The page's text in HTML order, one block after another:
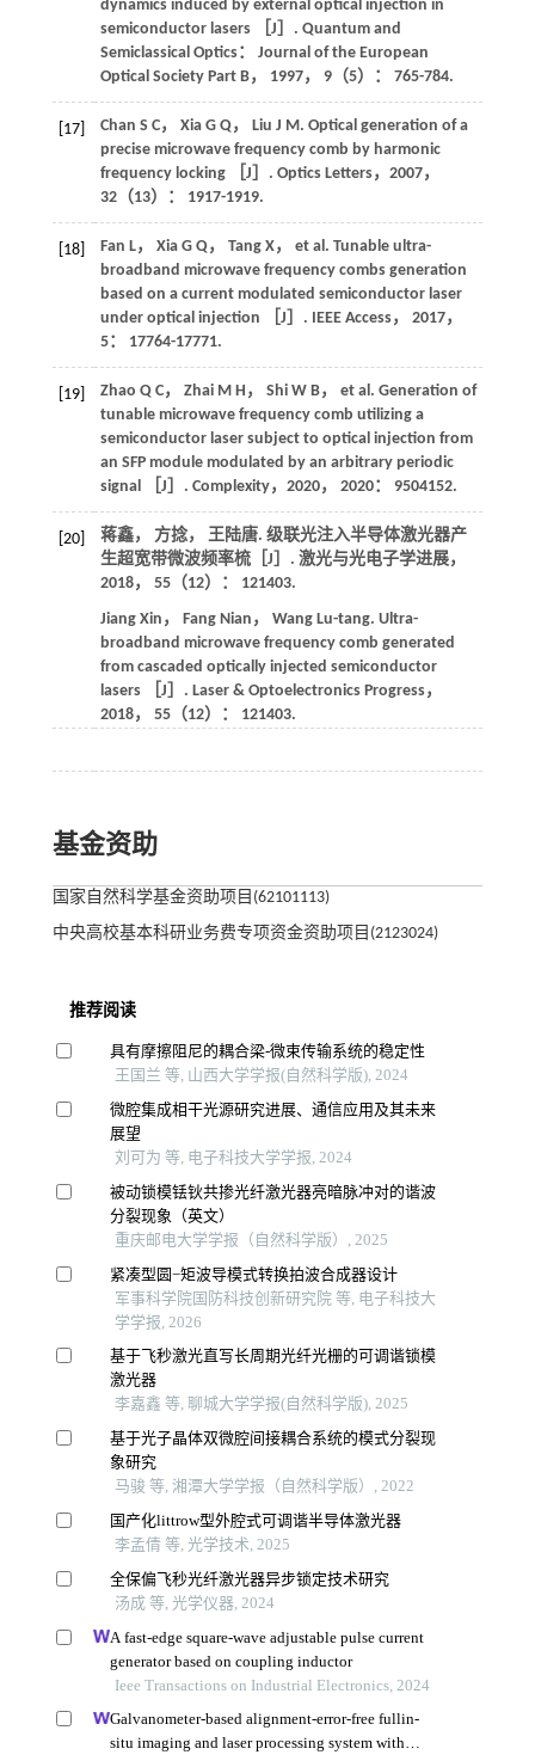
dynamics induced by external optical injection in
semiconductor lasers ［J］. Quantum and
Semiclassical Optics： Journal of the European
Optical Society Part B， 1997， 9（5）： 765-784.
[17] Chan S C， Xia G Q， Liu J M. Optical generation of a
precise microwave frequency comb by harmonic
frequency locking ［J］. Optics Letters， 2007，
32（13）： 1917-1919.
[18] Fan L， Xia G Q， Tang X， et al. Tunable ultra-
broadband microwave frequency combs generation
based on a current modulated semiconductor laser
under optical injection ［J］. IEEE Access， 2017，
5： 17764-17771.
[19] Zhao Q C， Zhai M H ， Shi W B， et al. Generation of
tunable microwave frequency comb utilizing a
semiconductor laser subject to optical injection from
an SFP module modulated by an arbitrary periodic
signal ［J］. Complexity， 2020， 2020： 9504152.
[20]
蒋鑫， 方捻， 王陆唐. 级联光注入半导体激光器产
生超宽带微波频率梳［J］. 激光与光电子学进展，
2018， 55（12）： 121403.
Jiang Xin ， Fang Nian ， Wang Lu-tang. Ultra-
broadband microwave frequency comb generated
from cascaded optically injected semiconductor
lasers ［J］. Laser & Optoelectronics Progress，
2018， 55（12）： 121403.
基金资助
国家自然科学基金资助项目(62101113)
中央高校基本科研业务费专项资金资助项目(2123024)